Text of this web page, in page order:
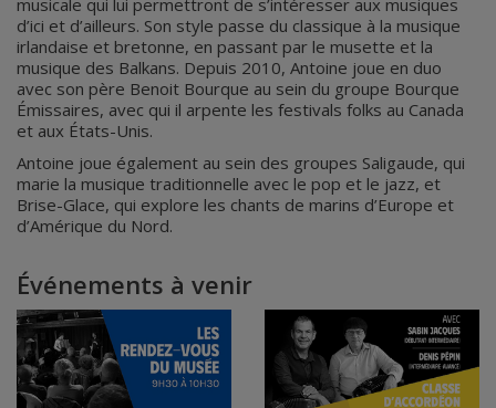
musicale qui lui permettront de s’intéresser aux musiques
d’ici et d’ailleurs. Son style passe du classique à la musique
irlandaise et bretonne, en passant par le musette et la
musique des Balkans. Depuis 2010, Antoine joue en duo
avec son père Benoit Bourque au sein du groupe Bourque
Émissaires, avec qui il arpente les festivals folks au Canada
et aux États-Unis.
Antoine joue également au sein des groupes Saligaude, qui
marie la musique traditionnelle avec le pop et le jazz, et
Brise-Glace, qui explore les chants de marins d’Europe et
d’Amérique du Nord.
Événements à venir